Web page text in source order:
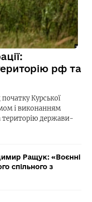
рф та
Курської
і виконанням
територію держави-
Ращук: «Воєнні
спільного з